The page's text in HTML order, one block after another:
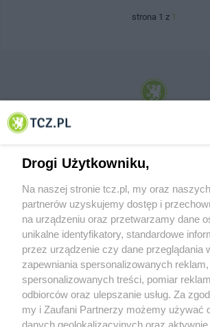
strona 1 z 1
© 2001-2026 Tczew - TCZ.PL Sp. z o.o. Internetowy
O FIRMIE POLITYKA
REKLAMA WSPÓŁPRACA RSS
Nasze serwisy
Drogi Użytkowniku,
Na naszej stronie tcz.pl, my oraz
partnerów uzyskujemy dostęp i
na urządzeniu oraz przetwarzamy dane
unikalne identyfikatory, standardowe
przez urządzenie czy dane przeglądania
zapewniania spersonalizowanych
spersonalizowanych treści, pomiar
odbiorców oraz ulepszanie usług. Za
my i Zaufani Partnerzy możemy używać
danych geolokalizacyjnych oraz